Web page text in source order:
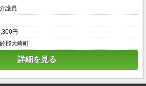
護員
円
郡大崎町
詳細を見る